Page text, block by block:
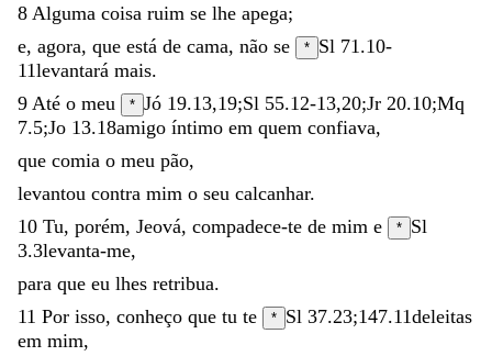
8 Alguma coisa ruim se lhe apega;
e, agora, que está de cama, não se * Sl 71.10-
11levantará mais.
9 Até o meu * Jó 19.13,19;Sl 55.12-13,20;Jr 20.10;Mq
7.5;Jo 13.18amigo íntimo em quem confiava,
que comia o meu pão,
levantou contra mim o seu calcanhar.
10 Tu, porém, Jeová, compadece-te de mim e * Sl
3.3levanta-me,
para que eu lhes retribua.
11 Por isso, conheço que tu te * Sl 37.23;147.11deleitas
em mim,